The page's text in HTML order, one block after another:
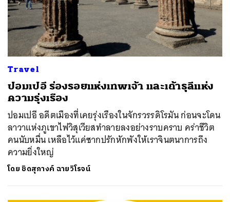
Travel
ปอมเปอี ร่องรอยแห่งเทพเจ้า และเถ้าธุลีแห่ง
ความรุ่งเรือง
ปอมเปอี อดีตเมืองที่เคยรุ่งเรืองในจักรวรรดิโรมัน ก่อนจะโดน
ลาวาแห่งภูเขาไฟวิสุเวียสทำลายลงอย่างราบคราบ คร่าชีวิต
คนนับหมื่น เหลือไว้แค่ซากปรักหักพังให้เราจินตนาการถึง
ความยิ่งใหญ่
โดย ชิดสุภางค์ ฉายวิโรจน์
ค้นหา
SHARE TWEET LINE EMAIL